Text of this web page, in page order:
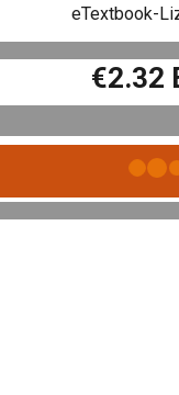
eTextbook-
€2.32